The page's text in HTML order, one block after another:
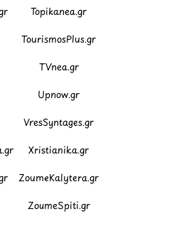
Topikanea.gr
TourismosPlus.gr
TVnea.gr
Upnow.gr
VresSyntages.gr
Xristianika.gr
ZoumeKalytera.gr
ZoumeSpiti.gr